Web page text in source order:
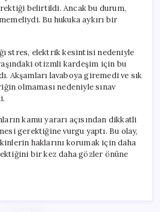
belirtildi. Ancak bu durum,
Bu hukuka aykırı bir
stres, elektrik kesintisi nedeniyle
otizmli kardeşim için bu
Akşamları lavaboya giremedi ve sık
olmaması nedeniyle sınav
kamu yararı açısından dikkatli
gerektiğine vurgu yaptı. Bu olay,
haklarını korumak için daha
bir kez daha gözler önüne